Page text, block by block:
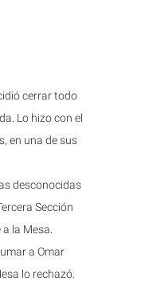
cerrar todo
Lo hizo con el
en una de sus
desconocidas
Sección
la Mesa.
a Omar
lo rechazó.